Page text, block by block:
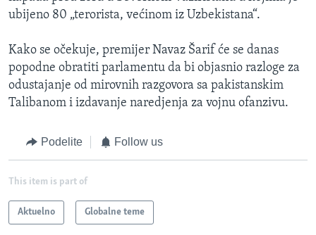
ubijeno 80 „terorista, većinom iz Uzbekistana“.
Kako se očekuje, premijer Navaz Šarif će se danas
popodne obratiti parlamentu da bi objasnio razloge za
odustajanje od mirovnih razgovora sa pakistanskim
Talibanom i izdavanje naredjenja za vojnu ofanzivu.
Podelite Follow us
This item is part of
Aktuelno Globalne teme